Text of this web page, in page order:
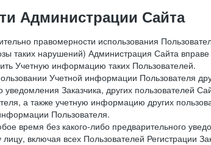
Администрации Сайта
правомерности использования
таких нарушений) Администрация Сайта
Учетную информацию таких Пользователей.
Учетной информации Пользователя
Заказчика, других пользователей
а также учетную информацию других
Пользователя.
время без какого-либо предварительного
включая всех Пользователей Регистрации